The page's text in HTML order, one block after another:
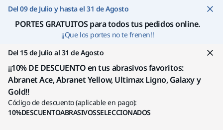
Ir a contenido
Del 09 de Julio y hasta el 31 de Agosto
PORTES GRATUITOS para todos tus pedidos online.
¡¡Que los portes no te frenen!!
Del 15 de Julio al 31 de Agosto
¡¡10% DE DESCUENTO en tus abrasivos favoritos:
Abranet Ace, Abranet Yellow, Ultimax Ligno, Galaxy y
Gold!!
Código de descuento (aplicable en pago):
10%DESCUENTOABRASIVOSSELECCIONADOS